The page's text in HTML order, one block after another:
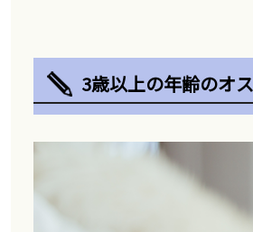
3歳以上の年齢のオ